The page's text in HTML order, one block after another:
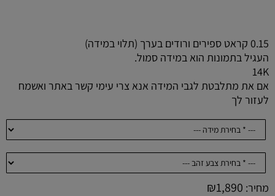
0.15 קראט ספירים ורודים בערך (תלוי במידה)
העגיל בתמונות הוא במידה סמול.
14K
אם את מתלבטת לגבי המידה אנא צרי עימי קשר באתר ואשמח
לעזור לך
מחיר: ₪1,890